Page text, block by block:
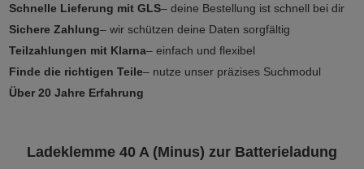
Schnelle Lieferung mit GLS– deine Bestellung ist schnell bei dir
Sichere Zahlung– wir schützen deine Daten sorgfältig
Teilzahlungen mit Klarna– einfach und flexibel
Finde die richtigen Teile– nutze unser präzises Suchmodul
Über 20 Jahre Erfahrung
Ladeklemme 40 A (Minus) zur Batterieladung